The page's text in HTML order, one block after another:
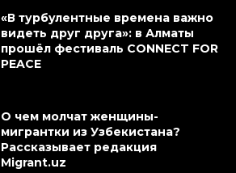
«В турбулентные времена важно
видеть друг друга»: в Алматы
прошёл фестиваль CONNECT FOR
PEACE
О чем молчат женщины-
мигрантки из Узбекистана?
Рассказывает редакция
Migrant.uz